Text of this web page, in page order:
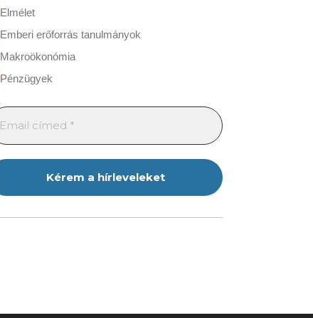
Elmélet
Emberi erőforrás tanulmányok
Makroökonómia
Pénzügyek